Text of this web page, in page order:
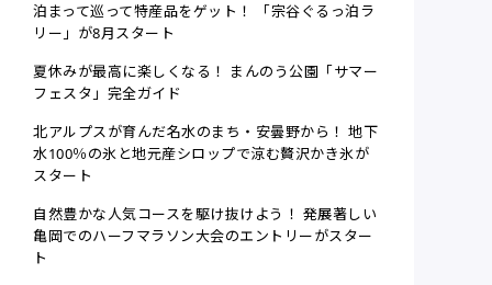
泊まって巡って特産品をゲット！ 「宗谷ぐるっ泊ラ
リー」が8月スタート
夏休みが最高に楽しくなる！ まんのう公園「サマー
フェスタ」完全ガイド
北アルプスが育んだ名水のまち・安曇野から！ 地下
水100％の氷と地元産シロップで涼む贅沢かき氷が
スタート
自然豊かな人気コースを駆け抜けよう！ 発展著しい
亀岡でのハーフマラソン大会のエントリーがスター
ト